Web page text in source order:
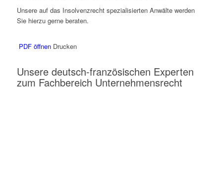
Unsere auf das Insolvenzrecht spezialisierten Anwälte werden
Sie hierzu gerne beraten.
PDF öffnen Drucken
Unsere deutsch-französischen Experten
zum Fachbereich Unternehmensrecht